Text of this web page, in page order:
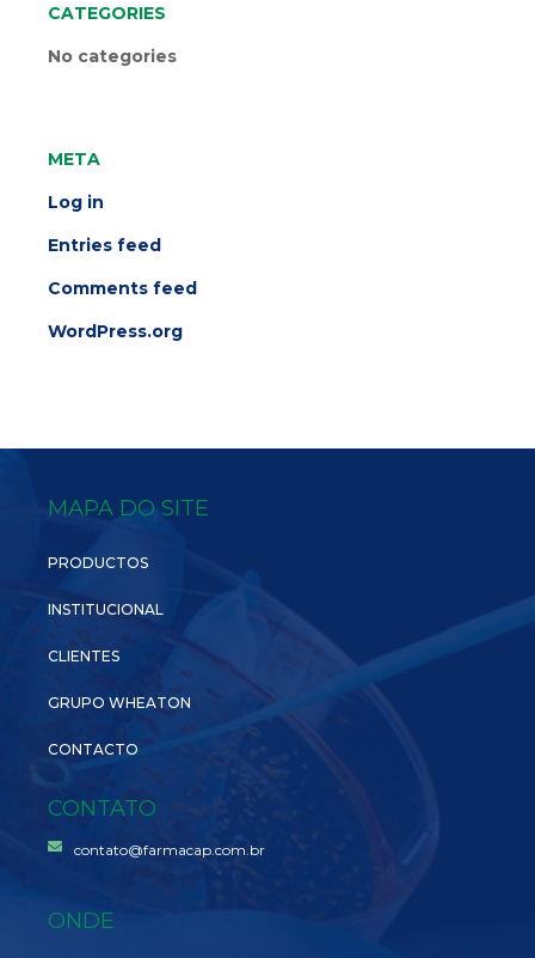
CATEGORIES
No categories
META
Log in
Entries feed
Comments feed
WordPress.org
MAPA DO SITE
PRODUCTOS
INSTITUCIONAL
CLIENTES
GRUPO WHEATON
CONTACTO
CONTATO
contato@farmacap.com.br
ONDE